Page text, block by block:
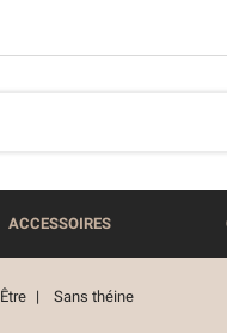
ACCESSOIRES
Sans théine